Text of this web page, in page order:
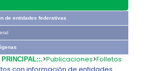
de entidades federativas
>Publicaciones>Folletos